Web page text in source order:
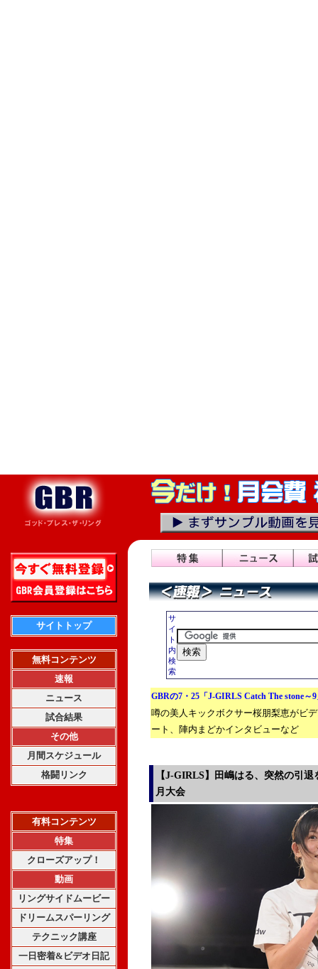
サイトトップ
無料コンテンツ
速報
ニュース
試合結果
その他
月間スケジュール
格闘リンク
有料コンテンツ
特集
クローズアップ！
動画
リングサイドムービー
ドリームスパーリング
テクニック講座
一日密着&ビデオ日記
サ
イ
ト
内
検
索
GBRの7・25「J-GIRLS Catch The stone～
噂の美人キックボクサー桜朋梨恵がビ
ート、陣内まどかインタビューなど
【J-GIRLS】田嶋はる、突然の引
月大会